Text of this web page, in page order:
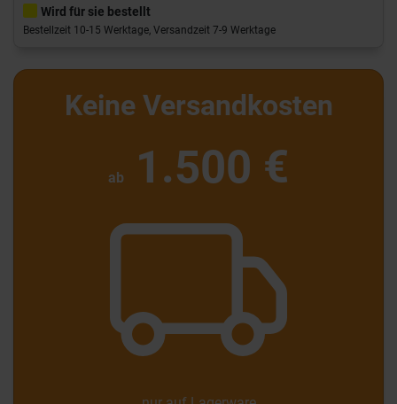
Wird für sie bestellt
Bestellzeit 10-15 Werktage, Versandzeit 7-9 Werktage
Keine Versandkosten
ab 1.500 €